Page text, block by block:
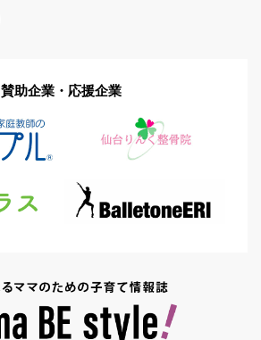
賛助企業・応援企業